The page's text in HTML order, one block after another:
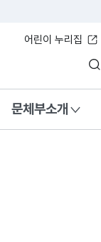
어린이 누리집
문체부소개